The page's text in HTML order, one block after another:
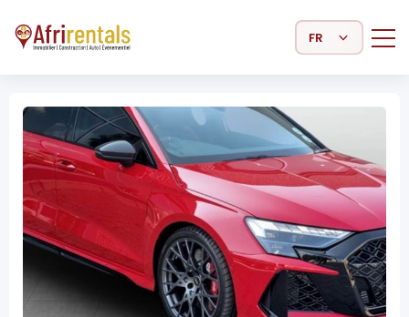
Select Language